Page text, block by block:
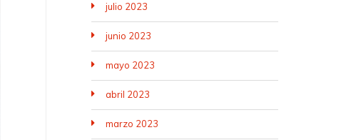
julio 2023
junio 2023
mayo 2023
abril 2023
marzo 2023